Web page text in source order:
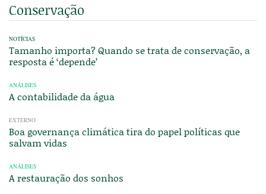
Conservação
NOTÍCIAS
Tamanho importa? Quando se trata de conservação, a
resposta é ‘depende’
ANÁLISES
A contabilidade da água
EXTERNO
Boa governança climática tira do papel políticas que
salvam vidas
ANÁLISES
A restauração dos sonhos